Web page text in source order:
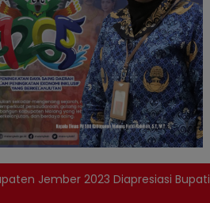
Jember 2023 Diapresiasi Bupati